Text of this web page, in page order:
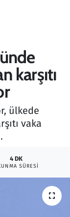
karşıtı
ülkede
vaka
4 DK
SÜRESI